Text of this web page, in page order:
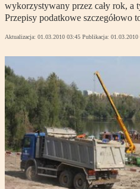
wykorzystywany przez cały rok, a
Przepisy podatkowe szczegółowo
Aktualizacja: 01.03.2010 03:45 Publikacja: 01.03.2010